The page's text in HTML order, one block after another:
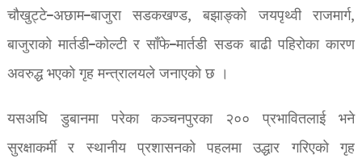
चौखुट्टे–अछाम–बाजुरा सडकखण्ड, बझाङ्को जयपृथ्वी राजमार्ग,
बाजुराको मार्तडी–कोल्टी र साँफे–मार्तडी सडक बाढी पहिरोका कारण
अवरुद्ध भएको गृह मन्त्रालयले जनाएको छ ।
यसअघि डुबानमा परेका कञ्चनपुरका २०० प्रभावितलाई भने
सुरक्षाकर्मी र स्थानीय प्रशासनको पहलमा उद्धार गरिएको गृह